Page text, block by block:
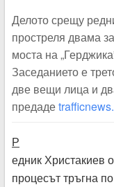
Делото срещу
простреля двама
моста на
Заседанието е
две вещи лица и
предаде
Р
едник Христакиев
процесът тръгна